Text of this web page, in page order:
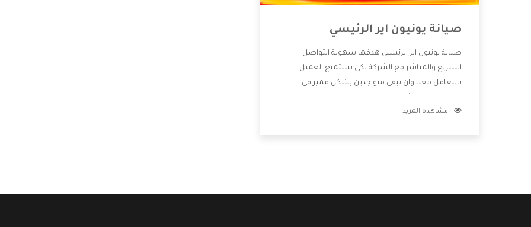
صيانة يونيون اير الرئيسي
صيانة يونيون اير الرئيسي هدفها سهولة التواصل
السريع والمباشر مع الشركة لكى يستمتع العميل
بالتعامل معنا وان نبقى متواجدين بشكل مميز فى
للعميل وان يستمتع بالخدمات التى تنفرد الشركة بها
مشاهدة المزيد